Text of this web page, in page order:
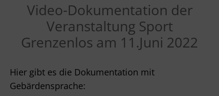
Video-Dokumentation der
Veranstaltung Sport
Grenzenlos am 11.Juni 2022
Hier gibt es die Dokumentation mit
Gebärdensprache: